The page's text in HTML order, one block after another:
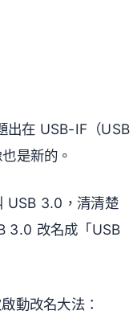
出在 USB-IF（USB
是新的。
USB 3.0，清清楚
3.0 改名成「USB
動改名大法：